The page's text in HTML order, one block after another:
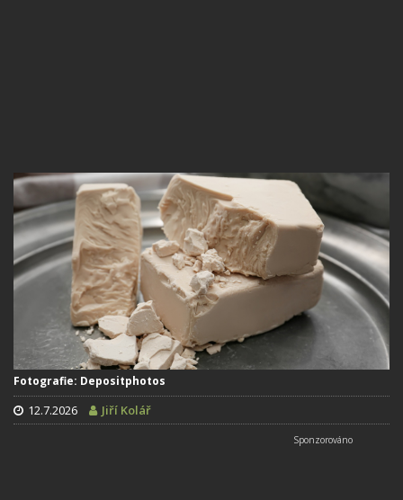
Fotografie: Depositphotos
12.7.2026 Jiří Kolář